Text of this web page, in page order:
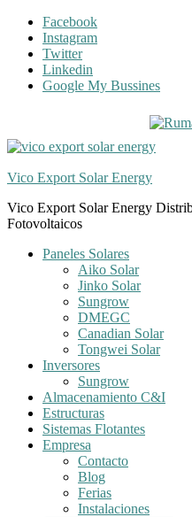
Skip
navigation
Skip
content
Facebook
Instagram
Twitter
Linkedin
Google My Bussines
Vico Export Solar Energy
Vico Export Solar Energy
Fotovoltaicos
Toggle
navigation
Paneles Solares
Aiko Solar
Jinko Solar
Sungrow
DMEGC
Canadian Solar
Tongwei Solar
Inversores
Sungrow
Almacenamiento C&I
Estructuras
Sistemas Flotantes
Empresa
Contacto
Blog
Ferias
Instalaciones